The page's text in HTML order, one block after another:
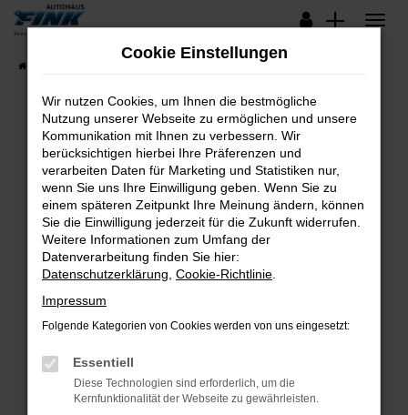
Zum
springen
Lagerfahrzeuge
Fehler: Network Error
Beim Laden ist ein Fehler aufgetreten.
Hier sind ein paar Tipps, die dir helfen können:
Überprüfe deine Firewall und deine
Internetverbindung.
Laden andere Webseiten, zum Beispiel deine
Suchmaschine?
Prüfe deine Browsererweiterungen.
können das Laden bestimmter Seiten
verhindern. Funktioniert die Seite in einem
anderen Browser oder in einem privaten
Cookie Einstellungen
Wir nutzen Cookies, um Ihnen die bestmögliche
Nutzung unserer Webseite zu ermöglichen und unsere
Kommunikation mit Ihnen zu verbessern. Wir
berücksichtigen hierbei Ihre Präferenzen und
verarbeiten Daten für Marketing und Statistiken nur,
wenn Sie uns Ihre Einwilligung geben. Wenn Sie zu
einem späteren Zeitpunkt Ihre Meinung ändern, können
Sie die Einwilligung jederzeit für die Zukunft widerrufen.
Weitere Informationen zum Umfang der
Datenverarbeitung finden Sie hier:
Datenschutzerklärung Cookie-Richtlinie
Impressum
Folgende Kategorien von Cookies werden von uns eingesetzt:
Essentiell
Diese Technologien sind erforderlich, um die
Kernfunktionalität der Webseite zu gewährleisten.